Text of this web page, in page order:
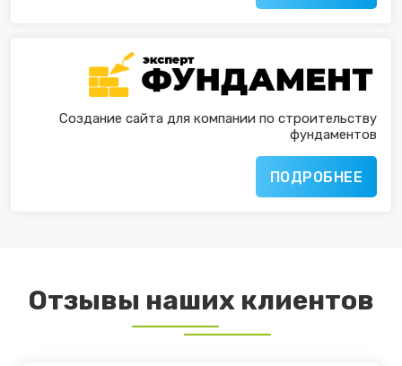
Создание сайта для компании по строительству
фундаментов
ПОДРОБНЕЕ
Отзывы наших клиентов